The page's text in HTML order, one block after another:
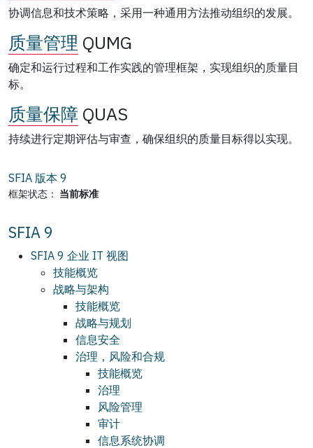
协调信息和技术策略，采用一种通用方法推动组织的发展。
质量管理 QUMG
确定和运行过程和工作实践的管理框架，实现组织的质量目
标。
质量保障 QUAS
持续进行定期评估与审查，确保组织的质量目标得以实现。
SFIA 版本 9
框架状态： 当前标准
SFIA 9
SFIA 9 企业 IT 视图
技能概览
战略与架构
技能概览
战略与规划
信息安全
治理，风险和合规
技能概览
治理
风险管理
审计
信息系统协调